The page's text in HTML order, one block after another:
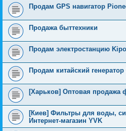
Продам GPS навигатор
Продажа быттехники
Продам электростанцию
Продам китайский генератор
[Харьков] Оптовая продажа
[Киев] Фильтры для воды,
Интернет-магазин YVK